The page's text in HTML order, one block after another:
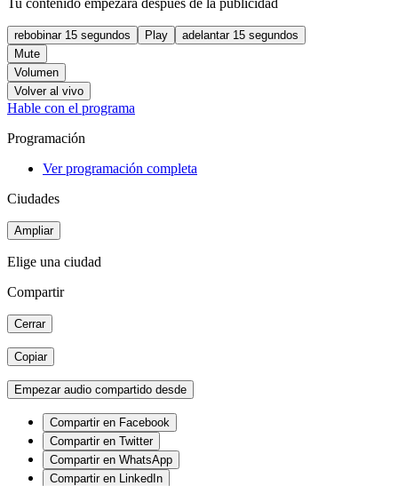
rebobinar 15 segundos Play
adelantar 15 segundos
Mute
Volumen
Volver al vivo
Hable con el programa
Programación
Ver programación completa
Ciudades
Ampliar
Elige una ciudad
Compartir
Cerrar
Copiar
Empezar audio compartido desde
Compartir en Facebook
Compartir en Twitter
Compartir en WhatsApp
Compartir en LinkedIn